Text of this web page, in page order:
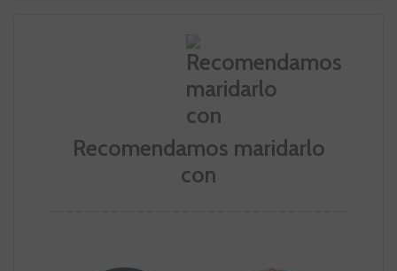
Recomendamos maridarlo
con